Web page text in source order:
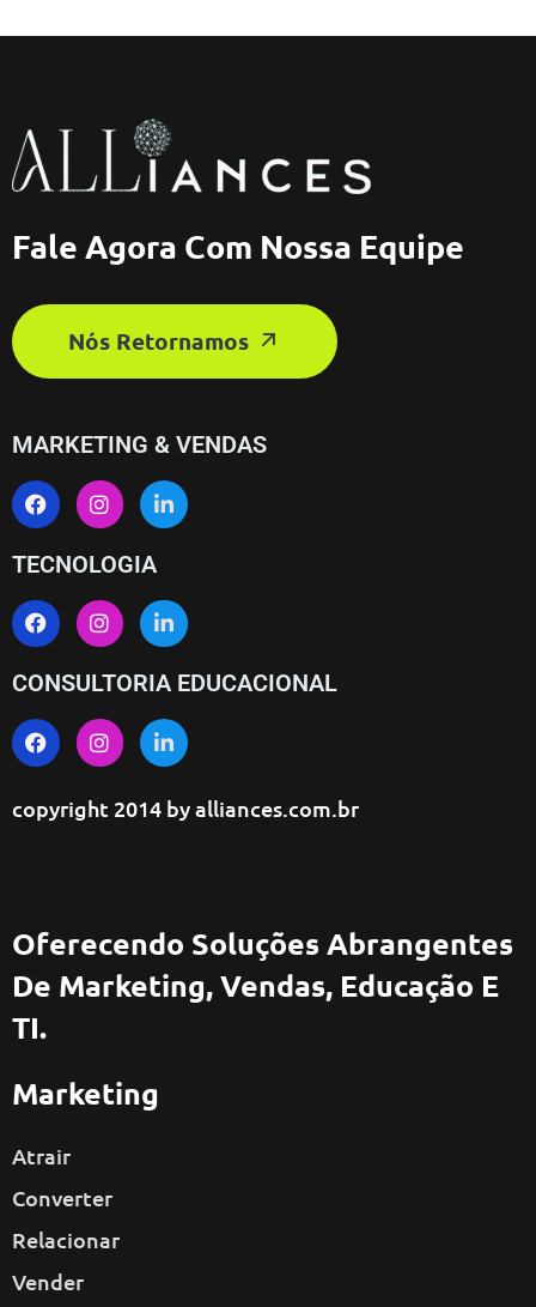
Fale Agora Com Nossa Equipe
Nós Retornamos
MARKETING & VENDAS
TECNOLOGIA
CONSULTORIA EDUCACIONAL
copyright 2014 byalliances.com.br
Oferecendo Soluções Abrangentes
De Marketing, Vendas, Educação E
TI.
Marketing
Atrair
Converter
Relacionar
Vender